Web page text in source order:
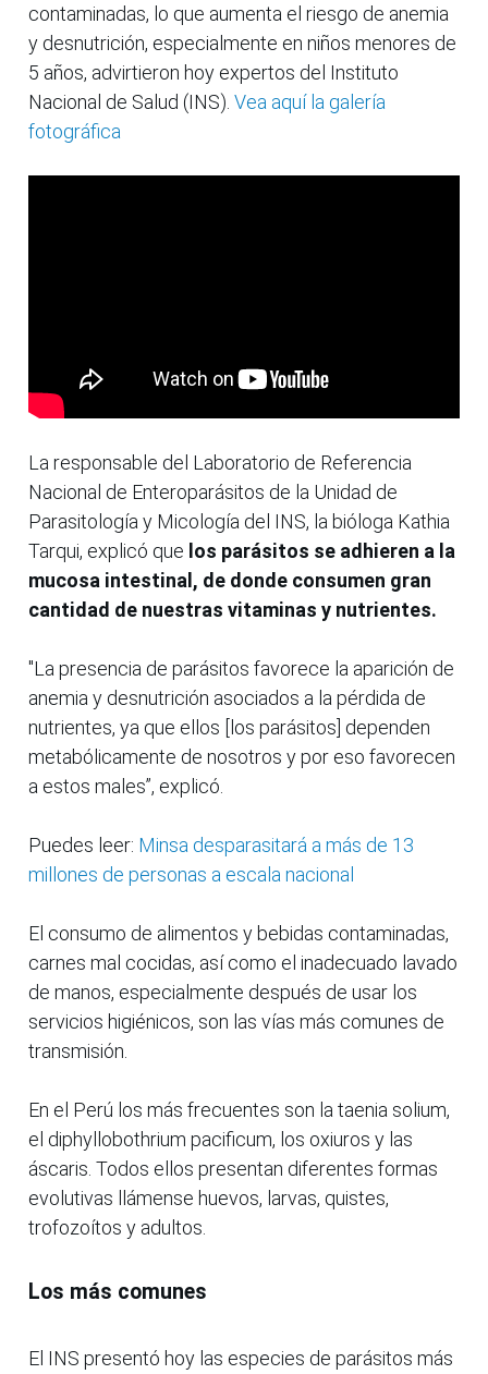
contaminadas, lo que aumenta el riesgo de anemia
y desnutrición, especialmente en niños menores de
5 años, advirtieron hoy expertos del Instituto
Nacional de Salud (INS). Vea aquí la galería
fotográfica
La responsable del Laboratorio de Referencia
Nacional de Enteroparásitos de la Unidad de
Parasitología y Micología del INS, la bióloga Kathia
Tarqui, explicó que los parásitos se adhieren a la
mucosa intestinal, de donde consumen gran
cantidad de nuestras vitaminas y nutrientes.
"La presencia de parásitos favorece la aparición de
anemia y desnutrición asociados a la pérdida de
nutrientes, ya que ellos [los parásitos] dependen
metabólicamente de nosotros y por eso favorecen
a estos males”, explicó.
Puedes leer: Minsa desparasitará a más de 13
millones de personas a escala nacional
El consumo de alimentos y bebidas contaminadas,
carnes mal cocidas, así como el inadecuado lavado
de manos, especialmente después de usar los
servicios higiénicos, son las vías más comunes de
transmisión.
En el Perú los más frecuentes son la taenia solium,
el diphyllobothrium pacificum, los oxiuros y las
áscaris. Todos ellos presentan diferentes formas
evolutivas llámense huevos, larvas, quistes,
trofozoítos y adultos.
Los más comunes
El INS presentó hoy las especies de parásitos más